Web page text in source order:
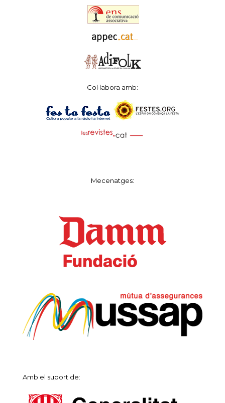
Col·labora amb:
Mecenatges:
Amb el suport de: